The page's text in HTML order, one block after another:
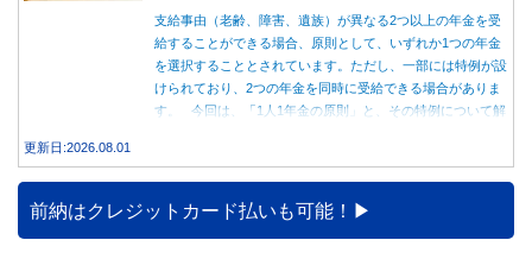
支給事由（老齢、障害、遺族）が異なる2つ以上の年金を受
給することができる場合、原則として、いずれか1つの年金
を選択することとされています。ただし、一部には特例が設
けられており、2つの年金を同時に受給できる場合がありま
す。 今回は、「1人1年金の原則」と、その特例について解
更新日:2026.08.01
前納はクレジットカード払いも可能！